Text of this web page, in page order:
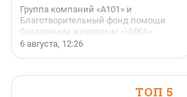
Группа компаний «А101» и
Благотворительный фонд помощи
бездомным животным «НИКА»
заключили соглашение о
6 августа, 12:26
ТОП 5